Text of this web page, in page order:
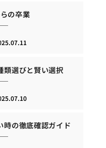
の卒業
類選びと賢い選択
時の徹底確認ガイド